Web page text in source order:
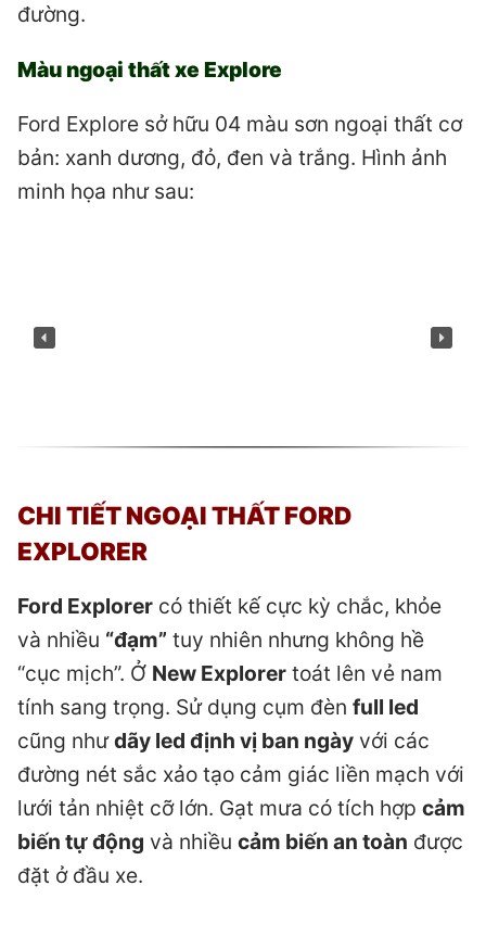
đường.
Màu ngoại thất xe Explore
Ford Explore sở hữu 04 màu sơn ngoại thất cơ
bản: xanh dương, đỏ, đen và trắng. Hình ảnh
minh họa như sau:
CHI TIẾT NGOẠI THẤT FORD
EXPLORER
Ford Explorer có thiết kế cực kỳ chắc, khỏe
và nhiều “đạm” tuy nhiên nhưng không hề
“cục mịch”. Ở New Explorer toát lên vẻ nam
tính sang trọng. Sử dụng cụm đèn full led
cũng nhưdãy led định vị ban ngày với các
đường nét sắc xảo tạo cảm giác liền mạch với
lưới tản nhiệt cỡ lớn. Gạt mưa có tích hợp cảm
biến tự động và nhiều cảm biến an toàn được
đặt ở đầu xe.